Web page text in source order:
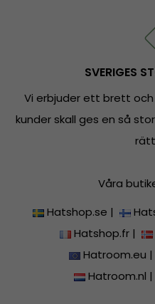
SVERIGES
Vi erbjuder ett brett
kunder skall ges en så
Våra
Hatshop.se |
Hatshop.fr|
Hatroom.eu
Hatroom.nl